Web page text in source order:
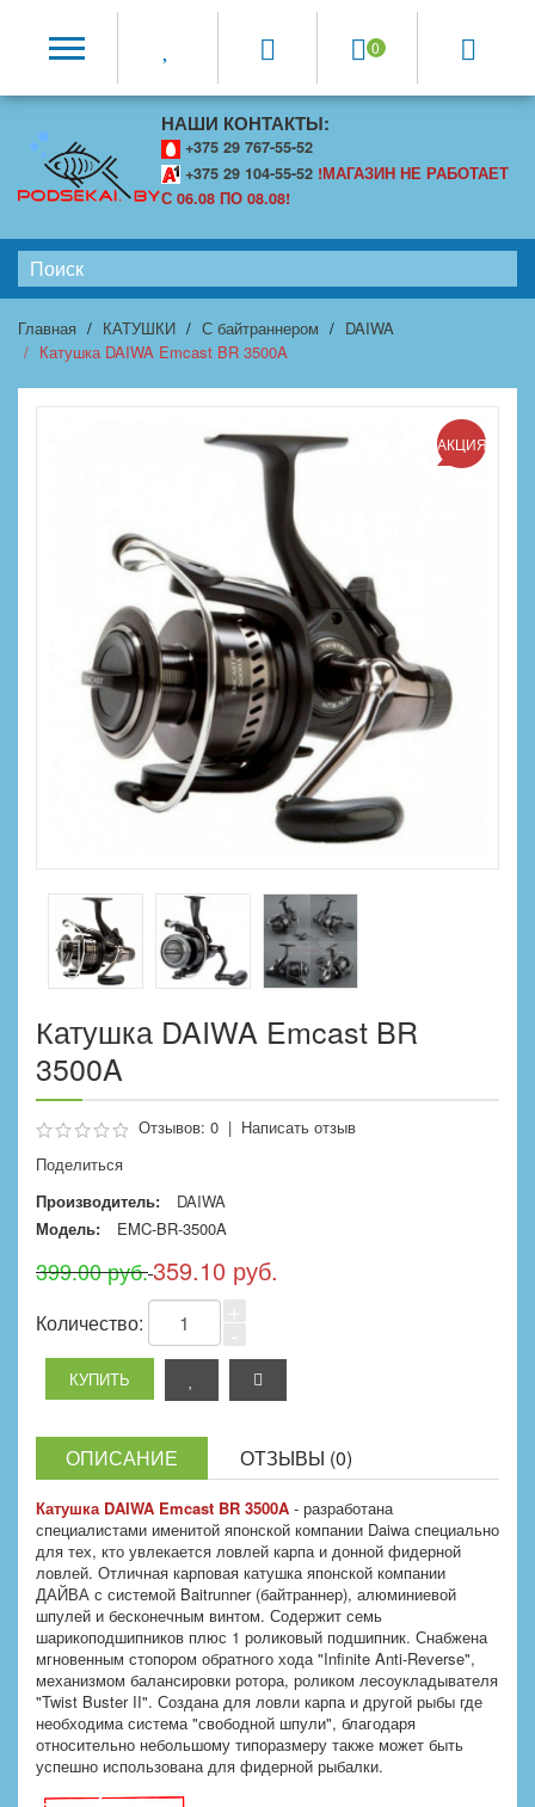
0
НАШИ КОНТАКТЫ:
+375 29 767-55-52
+375 29 104-55-52 !МАГАЗИН НЕ РАБОТАЕТ
С 06.08 ПО 08.08!
Главная КАТУШКИ С байтраннером
DAIWA
Катушка DAIWA Emcast BR 3500A
АКЦИЯ
Катушка DAIWA Emcast BR
3500A
Отзывов: 0 | Написать отзыв
Поделиться
Производитель:
DAIWA
Модель:
EMC-BR-3500A
399.00 руб.359.10 руб.
Количество:
ОПИСАНИЕ ОТЗЫВЫ (0)
Катушка DAIWA Emcast BR 3500A - разработана
специалистами именитой японской компании Daiwa специально
для тех, кто увлекается ловлей карпа и донной фидерной
ловлей. Отличная карповая катушка японской компании
ДАЙВА с системой Baitrunner (байтраннер), алюминиевой
шпулей и бесконечным винтом. Содержит семь
шарикоподшипников плюс 1 роликовый подшипник. Снабжена
мгновенным стопором обратного хода "Infinite Anti-Reverse",
механизмом балансировки ротора, роликом лесоукладывателя
"Twist Buster II". Создана для ловли карпа и другой рыбы где
необходима система "свободной шпули", благодаря
относительно небольшому типоразмеру также может быть
успешно использована для фидерной рыбалки.